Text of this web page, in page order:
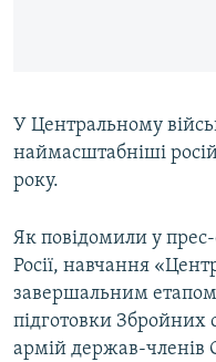
ІНФОГРАФІКА
ДОЛУЧАЙСЯ!
Усі сайти RFE/RL
У Центральному
наймасштабніші
року.
Як повідомили у
Росії, навчання
завершальним етапом
підготовки Збройних
армій держав-членів